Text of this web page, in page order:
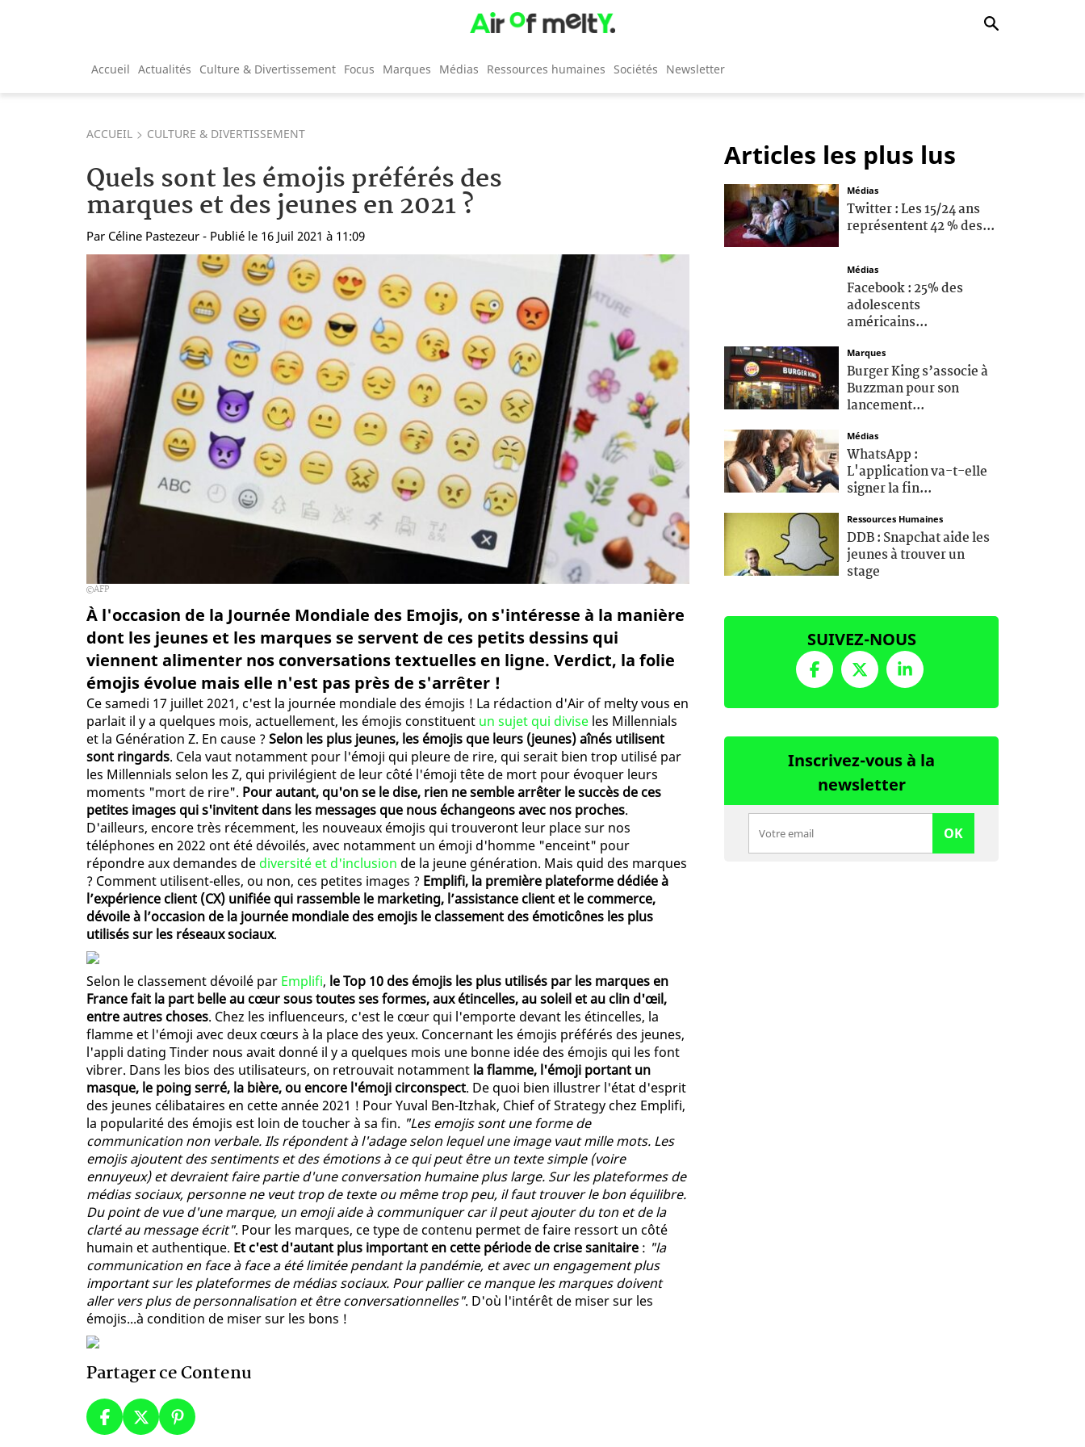
Accueil Actualités Culture & Divertissement Focus Marques Médias Ressources humaines Sociétés Newsletter
ACCUEIL CULTURE & DIVERTISSEMENT
Quels sont les émojis préférés des
marques et des jeunes en 2021 ?
Par Céline Pastezeur - Publié le 16 Juil 2021 à 11:09
AFP
À l'occasion de la Journée Mondiale des Emojis, on s'intéresse à la manière
dont les jeunes et les marques se servent de ces petits dessins qui
viennent alimenter nos conversations textuelles en ligne. Verdict, la folie
émojis évolue mais elle n'est pas près de s'arrêter !
Ce samedi 17 juillet 2021, c'est la journée mondiale des émojis ! La rédaction d'Air of melty vous en
parlait il y a quelques mois, actuellement, les émojis constituent un sujet qui divise les Millennials
et la Génération Z. En cause ?Selon les plus jeunes, les émojis que leurs (jeunes) aînés utilisent
sont ringards. Cela vaut notamment pour l'émoji qui pleure de rire, qui serait bien trop utilisé par
les Millennials selon les Z, qui privilégient de leur côté l'émoji tête de mort pour évoquer leurs
moments "mort de rire". Pour autant, qu'on se le dise, rien ne semble arrêter le succès de ces
petites images qui s'invitent dans les messages que nous échangeons avec nos proches.
D'ailleurs, encore très récemment, les nouveaux émojis qui trouveront leur place sur nos
téléphones en 2022 ont été dévoilés, avec notamment un émoji d'homme "enceint" pour
répondre aux demandes de diversité et d'inclusion de la jeune génération. Mais quid des marques
? Comment utilisent-elles, ou non, ces petites images ? Emplifi, la première plateforme dédiée à
l’expérience client (CX) unifiée qui rassemble le marketing, l’assistance client et le commerce,
dévoile à l’occasion de la journée mondiale des emojis le classement des émoticônes les plus
utilisés sur les réseaux sociaux.
Selon le classement dévoilé par Emplifi, le Top 10 des émojis les plus utilisés par les marques en
France fait la part belle au cœur sous toutes ses formes, aux étincelles, au soleil et au clin d'œil,
entre autres choses. Chez les influenceurs, c'est le cœur qui l'emporte devant les étincelles, la
flamme et l'émoji avec deux cœurs à la place des yeux. Concernant les émojis préférés des jeunes,
l'appli dating Tinder nous avait donné il y a quelques mois une bonne idée des émojis qui les font
vibrer. Dans les bios des utilisateurs, on retrouvait notamment la flamme, l'émoji portant un
masque, le poing serré, la bière, ou encore l'émoji circonspect. De quoi bien illustrer l'état d'esprit
des jeunes célibataires en cette année 2021 ! Pour Yuval Ben-Itzhak, Chief of Strategy chez Emplifi,
la popularité des émojis est loin de toucher à sa fin. "Les emojis sont une forme de
communication non verbale. Ils répondent à l'adage selon lequel une image vaut mille mots. Les
emojis ajoutent des sentiments et des émotions à ce qui peut être un texte simple (voire
ennuyeux) et devraient faire partie d'une conversation humaine plus large. Sur les plateformes de
médias sociaux, personne ne veut trop de texte ou même trop peu, il faut trouver le bon équilibre.
Du point de vue d'une marque, un emoji aide à communiquer car il peut ajouter du ton et de la
clarté au message écrit". Pour les marques, ce type de contenu permet de faire ressort un côté
humain et authentique. Et c'est d'autant plus important en cette période de crise sanitaire : "la
communication en face à face a été limitée pendant la pandémie, et avec un engagement plus
important sur les plateformes de médias sociaux. Pour pallier ce manque les marques doivent
aller vers plus de personnalisation et être conversationnelles". D'où l'intérêt de miser sur les
émojis...à condition de miser sur les bons !
Partager ce Contenu
Articles les plus lus
Médias
Twitter : Les 15/24 ans
représentent 42 % des...
Médias
Facebook : 25% des
adolescents
américains...
Marques
Burger King s’associe à
Buzzman pour son
lancement...
Médias
WhatsApp :
L'application va-t-elle
signer la fin...
Ressources Humaines
DDB : Snapchat aide les
jeunes à trouver un
stage
SUIVEZ-NOUS
Inscrivez-vous à la
newsletter
OK